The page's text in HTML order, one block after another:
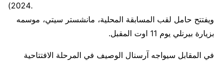
2024).
ويفتتح حامل لقب المسابقة المحلية، مانشستر سيتي، موسمه
بزيارة بيرنلي يوم 11 اوت المقبل.
في المقابل سيواجه آرسنال الوصيف في المرحلة الافتتاحية